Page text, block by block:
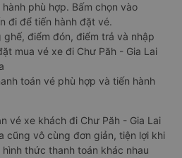
phù hợp. Bấm chọn vào
đi để tiến hành đặt vé.
điểm đón, điểm trả và nhập
mua vé xe đi Chư Păh - Gia Lai
toán vé phù hợp và tiến hành
vé xe khách đi Chư Păh - Gia Lai
cũng vô cùng đơn giản, tiện lợi khi
thức thanh toán khác nhau